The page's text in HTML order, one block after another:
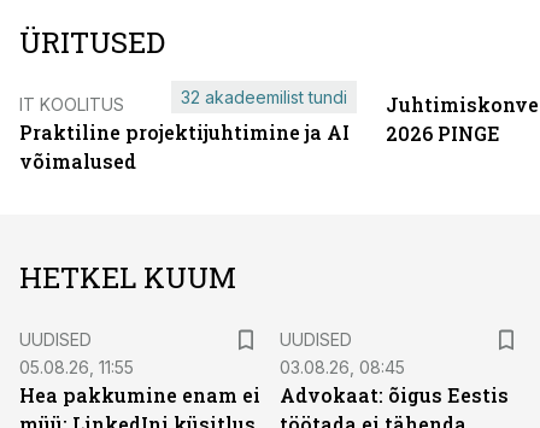
ÜRITUSED
IT KOOLITUS
Praktiline projektijuhtimine ja AI
võimalused
32 akadeemilist tundi
2026 PINGE
HETKEL KUUM
UUDISED
05.08.26, 11:55
Hea pakkumine enam ei
UUDISED
03.08.26, 08:45
Advokaat: õigus Eestis